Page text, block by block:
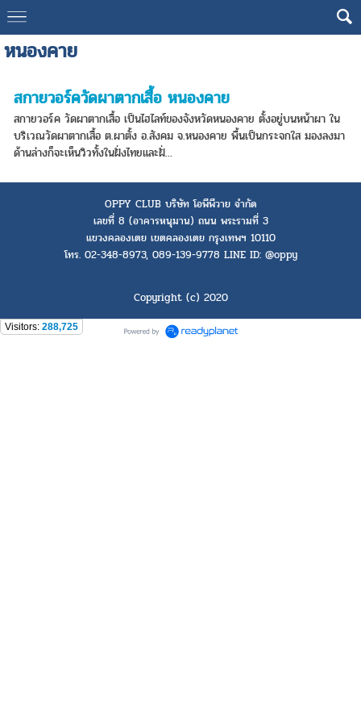
หนองคาย
สกายวอร์ควัดผาตากเสื้อ หนองคาย
สกายวอร์ค วัดผาตากเสื้อ เป็นไฮไลท์ของจังหวัดหนองคาย ตั้งอยู่บนหน้าผา ใน
บริเวณวัดผาตากเสื้อ ต.ผาตั้ง อ.สังคม จ.หนองคาย พื้นเป็นกระจกใส มองลงมา
ด้านล่างก็จะเห็นวิวทั้งในฝั่งไทยและฝั่...
OPPY CLUB บริษัท โอพีพีวาย จำกัด
เลขที่ 8 (อาคารหนุมาน) ถนน พระรามที่ 3
แขวงคลองเตย เขตคลองเตย กรุงเทพฯ 10110
โทร. 02-348-8973, 089-139-9778 LINE ID: @oppy
Copyright (c) 2020
Visitors: 288,725